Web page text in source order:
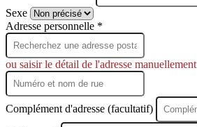
Sexe
Adresse personnelle *
ou saisir le détail de l'adresse manuellement
Complément d'adresse (facultatif)